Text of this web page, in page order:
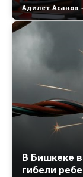
Адилет Асанов -
В Бишкеке
гибели